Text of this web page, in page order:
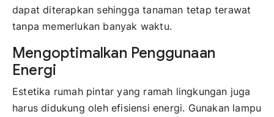
dapat diterapkan sehingga tanaman tetap terawat
tanpa memerlukan banyak waktu.
Mengoptimalkan Penggunaan
Energi
Estetika rumah pintar yang ramah lingkungan juga
harus didukung oleh efisiensi energi. Gunakan lampu